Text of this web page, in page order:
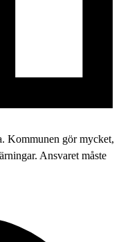
Kommunen gör mycket,
Ansvaret måste